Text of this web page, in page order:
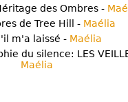
des Ombres -
de Tree Hill - Maélia
m'a laissé - Maélia
du silence: LES
Maélia